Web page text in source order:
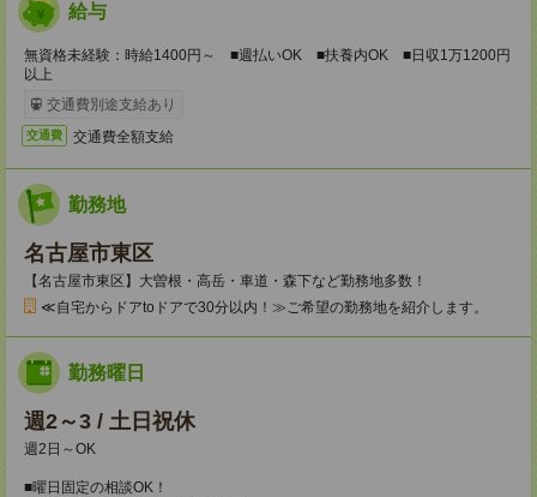
給与
無資格未経験：時給1400円～ ■週払いOK ■扶養内OK ■日収1万1200円
以上
交通費別途支給あり
交通費 交通費全額支給
勤務地
名古屋市東区
【名古屋市東区】大曽根・高岳・車道・森下など勤務地多数！
≪自宅からドアtoドアで30分以内！≫ご希望の勤務地を紹介します。
勤務曜日
週2～3 / 土日祝休
週2日～OK
■曜日固定の相談OK！